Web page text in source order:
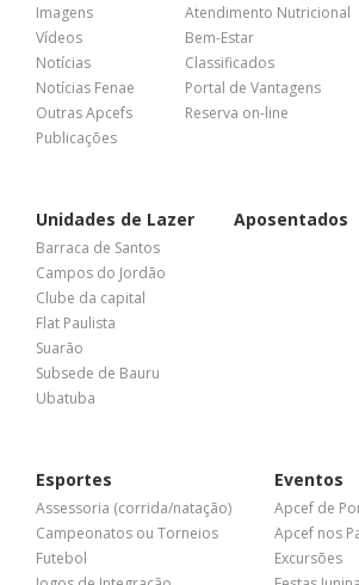
Imagens
Vídeos
Notícias
Notícias Fenae
Outras Apcefs
Publicações
Atendimento Nutricional
Bem-Estar
Classificados
Portal de Vantagens
Reserva on-line
Unidades de Lazer
Barraca de Santos
Campos do Jordão
Clube da capital
Flat Paulista
Suarão
Subsede de Bauru
Ubatuba
Aposentados
Esportes
Assessoria (corrida/natação)
Campeonatos ou Torneios
Futebol
Eventos
Apcef de
Apcef nos
Excursões